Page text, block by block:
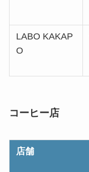
LABO KAKAP
O
コーヒー店
店舗